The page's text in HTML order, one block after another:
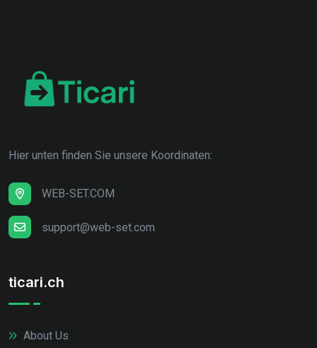
Hier unten finden Sie unsere Koordinaten:
WEB-SET.COM
support@web-set.com
ticari.ch
About Us